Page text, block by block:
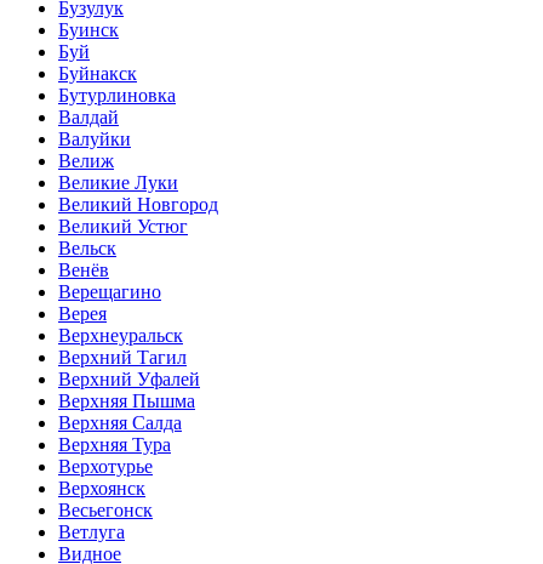
Бузулук
Буинск
Буй
Буйнакск
Бутурлиновка
Валдай
Валуйки
Велиж
Великие Луки
Великий Новгород
Великий Устюг
Вельск
Венёв
Верещагино
Верея
Верхнеуральск
Верхний Тагил
Верхний Уфалей
Верхняя Пышма
Верхняя Салда
Верхняя Тура
Верхотурье
Верхоянск
Весьегонск
Ветлуга
Видное